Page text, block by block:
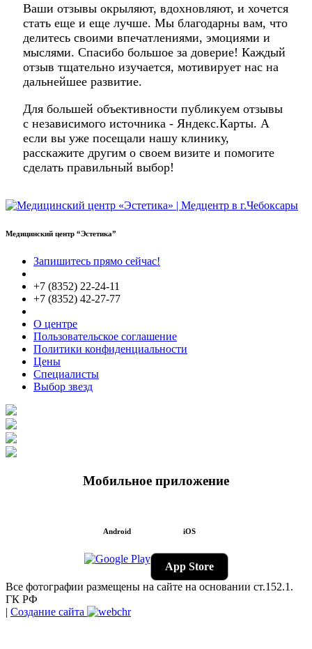
Ваши отзывы окрыляют, вдохновляют, и хочется
стать еще и еще лучше. Мы благодарны вам, что
делитесь своими впечатлениями, эмоциями и
мыслями. Спасибо большое за доверие! Каждый
отзыв тщательно изучается, мотивирует нас на
дальнейшее развитие.
Для большей объективности публикуем отзывы
с независимого источника - Яндекс.Карты. А
если вы уже посещали нашу клинику,
расскажите другим о своем визите и помогите
сделать правильный выбор!
Медицинский центр “Эстетика”
Запишитесь прямо сейчас!
+7 (8352) 22-24-11
+7 (8352) 42-27-77
О центре
Пользовательское соглашение
Политики конфиденциальности
Цены
Специалисты
Выбор звезд
Мобильное приложение
Android iOS
App Store
Все фотографии размещены на сайте на основании ст.152.1.
ГК РФ
| Создание сайта